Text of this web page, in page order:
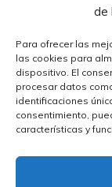
de
Para ofrecer las
las cookies para
dispositivo. El
procesar datos
identificaciones
consentimiento,
características y
PISCINAS &
Comercial Utrera